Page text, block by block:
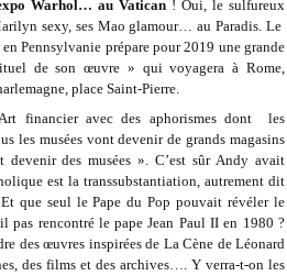
Warhol… au Vatican ! Oui, le sulfureux
sexy, ses Mao glamour… au Paradis. Le
Pennsylvanie prépare pour 2019 une grande
de son œuvre » qui voyagera à Rome,
place Saint-Pierre.
financier avec des aphorismes dont les
les musées vont devenir de grands magasins
devenir des musées ». C’est sûr Andy avait
est la transsubstantiation, autrement dit
que seul le Pape du Pop pouvait révéler le
pas rencontré le pape Jean Paul II en 1980 ?
des œuvres inspirées de La Cène de Léonard
des films et des archives…. Y verra-t-on les